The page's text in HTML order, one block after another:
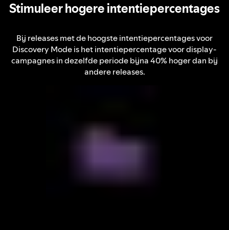
Stimuleer hogere intentiepercentages
Bij releases met de hoogste intentiepercentages voor
Discovery Mode is het intentiepercentage voor display-
campagnes in dezelfde periode bijna 40% hoger dan bij
andere releases.